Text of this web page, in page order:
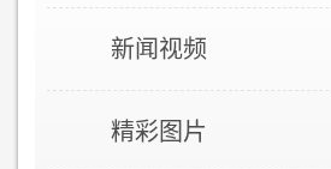
新闻视频
精彩图片